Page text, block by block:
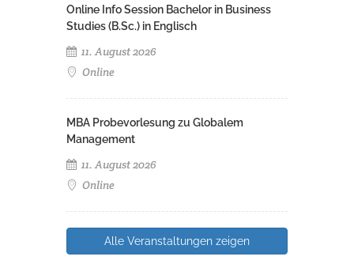
Online Info Session Bachelor in Business
Studies (B.Sc.) in Englisch
11. August 2026
Online
MBA Probevorlesung zu Globalem
Management
11. August 2026
Online
Alle Veranstaltungen zeigen